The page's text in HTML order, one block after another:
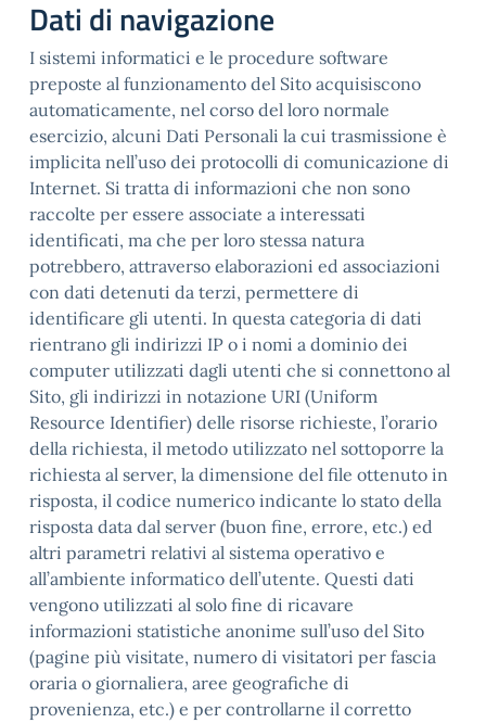
Dati di navigazione
I sistemi informatici e le procedure software
preposte al funzionamento del Sito acquisiscono
automaticamente, nel corso del loro normale
esercizio, alcuni Dati Personali la cui trasmissione è
implicita nell’uso dei protocolli di comunicazione di
Internet. Si tratta di informazioni che non sono
raccolte per essere associate a interessati
identificati, ma che per loro stessa natura
potrebbero, attraverso elaborazioni ed associazioni
con dati detenuti da terzi, permettere di
identificare gli utenti. In questa categoria di dati
rientrano gli indirizzi IP o i nomi a dominio dei
computer utilizzati dagli utenti che si connettono al
Sito, gli indirizzi in notazione URI (Uniform
Resource Identifier) delle risorse richieste, l’orario
della richiesta, il metodo utilizzato nel sottoporre la
richiesta al server, la dimensione del file ottenuto in
risposta, il codice numerico indicante lo stato della
risposta data dal server (buon fine, errore, etc.) ed
altri parametri relativi al sistema operativo e
all’ambiente informatico dell’utente. Questi dati
vengono utilizzati al solo fine di ricavare
informazioni statistiche anonime sull’uso del Sito
(pagine più visitate, numero di visitatori per fascia
oraria o giornaliera, aree geografiche di
provenienza, etc.) e per controllarne il corretto